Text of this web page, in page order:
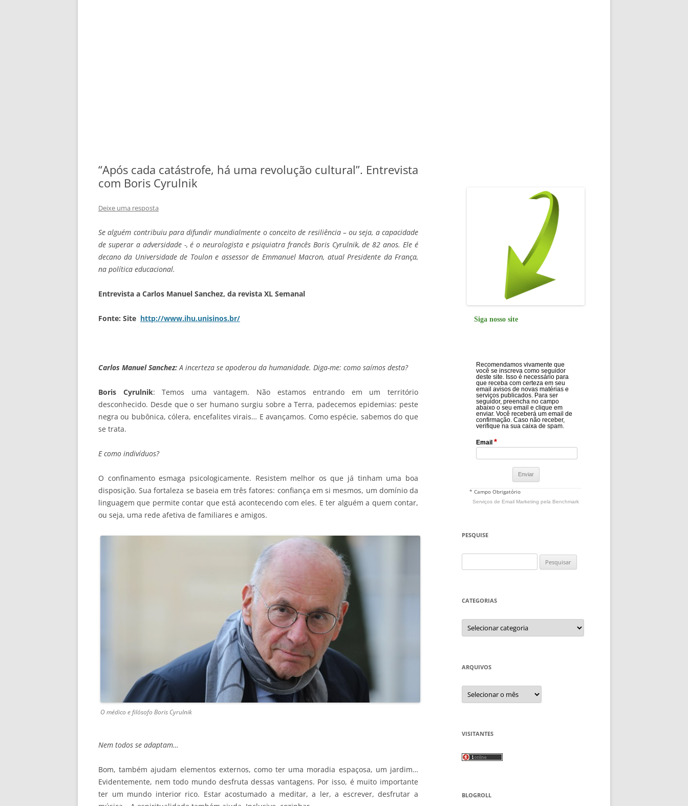
“Após cada catástrofe, há uma revolução cultural”. Entrevista
com Boris Cyrulnik
Deixe uma resposta
Se alguém contribuiu para difundir mundialmente o conceito de resiliência – ou seja, a capacidade
de superar a adversidade -, é o neurologista e psiquiatra francês Boris Cyrulnik, de 82 anos. Ele é
decano da Universidade de Toulon e assessor de Emmanuel Macron, atual Presidente da França,
na política educacional.
Entrevista a Carlos Manuel Sanchez, da revista XL Semanal
Fonte: Site http://www.ihu.unisinos.br/
Carlos Manuel Sanchez:A incerteza se apoderou da humanidade. Diga-me: como saímos desta?
Boris Cyrulnik: Temos uma vantagem. Não estamos entrando em um território
desconhecido. Desde que o ser humano surgiu sobre a Terra, padecemos epidemias: peste
negra ou bubônica, cólera, encefalites virais… E avançamos. Como espécie, sabemos do que
se trata.
E como indivíduos?
O confinamento esmaga psicologicamente. Resistem melhor os que já tinham uma boa
disposição. Sua fortaleza se baseia em três fatores: confiança em si mesmos, um domínio da
linguagem que permite contar que está acontecendo com eles. E ter alguém a quem contar,
ou seja, uma rede afetiva de familiares e amigos.
O médico e filósofo Boris Cyrulnik
Nem todos se adaptam…
Bom, também ajudam elementos externos, como ter uma moradia espaçosa, um jardim…
Evidentemente, nem todo mundo desfruta dessas vantagens. Por isso, é muito importante
ter um mundo interior rico. Estar acostumado a meditar, a ler, a escrever, desfrutar a
Siga nosso site
Recomendamos vivamente que
você se inscreva como seguidor
deste site. Isso é necessário para
que receba com certeza em seu
email avisos de novas matérias e
serviços publicados. Para ser
seguidor, preencha no campo
abaixo o seu email e clique em
enviar. Você receberá um email de
confirmação. Caso não receber,
verifique na sua caixa de spam.
Email *
* Campo Obrigatório
Serviços de Email Marketing pela Benchmark
PESQUISE
por:
CATEGORIAS
Categorias
ARQUIVOS
Arquivos
VISITANTES
BLOGROLL